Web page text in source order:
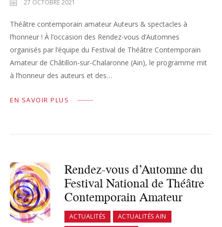
27 OCTOBRE 2021
Théâtre contemporain amateur Auteurs & spectacles à
l’honneur ! À l’occasion des Rendez-vous d’Automnes
organisés par l’équipe du Festival de Théâtre Contemporain
Amateur de Châtillon-sur-Chalaronne (Ain), le programme mit
à l’honneur des auteurs et des…
EN SAVOIR PLUS
Rendez-vous d’Automne du
Festival National de Théâtre
Contemporain Amateur
ACTUALITÉS
ACTUALITÉS AIN